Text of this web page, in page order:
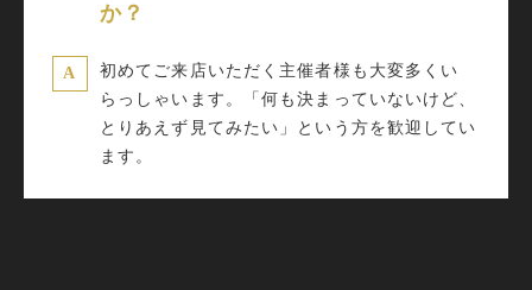
か？
初めてご来店いただく主催者様も大変多くい
らっしゃいます。「何も決まっていないけど、
とりあえず見てみたい」という方を歓迎してい
ます。